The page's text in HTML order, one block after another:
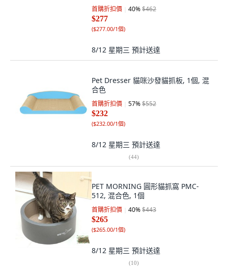
首購折扣價 40%$462
$277
($277.00/1個)
8/12 星期三 預計送達
Pet Dresser 貓咪沙發貓抓板, 1個, 混
合色
首購折扣價 57%$552
$232
($232.00/1個)
8/12 星期三 預計送達
(44)
PET MORNING 圓形貓抓窩 PMC-
512, 混合色, 1個
首購折扣價 40%$443
$265
($265.00/1個)
8/12 星期三 預計送達
(10)